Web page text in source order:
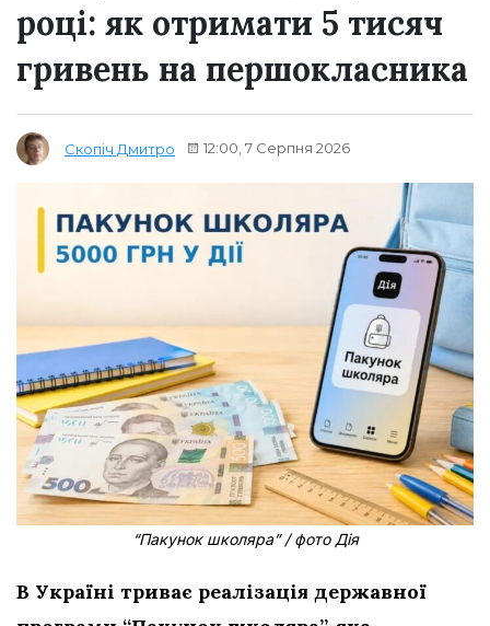
році: як отримати 5 тисяч
гривень на першокласника
Скопіч Дмитро 12:00, 7 Серпня 2026
“Пакунок школяра” / фото Дія
В Україні триває реалізація державної